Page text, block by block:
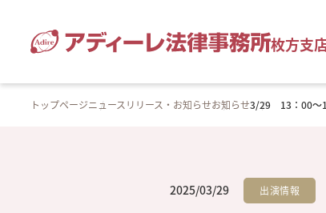
枚方支
トップページニュースリリース・お知らせお知らせ3/29 13：00～
2025/03/29 出演情報